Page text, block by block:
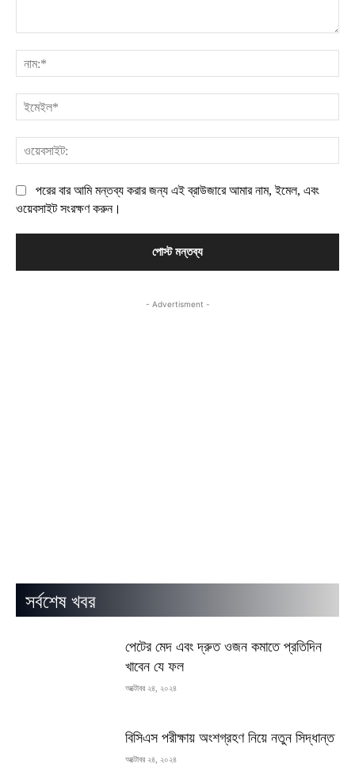
পরের বার আমি মন্তব্য করার জন্য এই ব্রাউজারে আমার নাম, ইমেল, এবং
ওয়েবসাইট সংরক্ষণ করুন।
- Advertisment -
সর্বশেষ খবর
পেটের মেদ এবং দ্রুত ওজন কমাতে প্রতিদিন
খাবেন যে ফল
অক্টোবর ২৪, ২০২৪
বিসিএস পরীক্ষায় অংশগ্রহণ নিয়ে নতুন সিদ্ধান্ত
অক্টোবর ২৪, ২০২৪